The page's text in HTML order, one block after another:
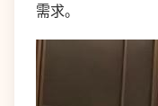
需求。